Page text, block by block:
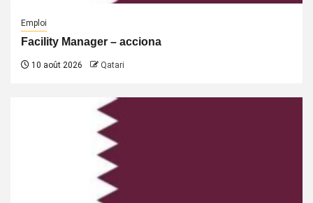
Emploi
Facility Manager – acciona
10 août 2026 Qatari